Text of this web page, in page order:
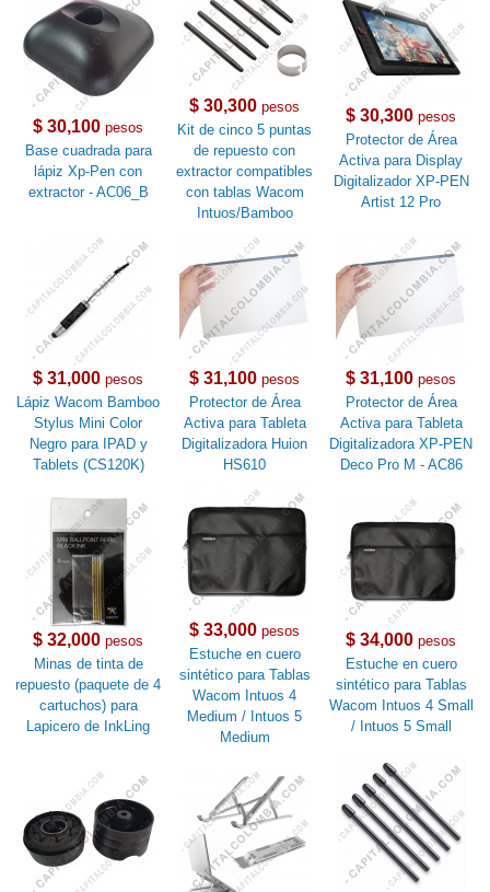
$ 30,100 pesos
Base cuadrada para
lápiz Xp-Pen con
extractor - AC06_B
$ 30,300 pesos
Kit de cinco 5 puntas
de repuesto con
extractor compatibles
con tablas Wacom
Intuos/Bamboo
$ 30,300 pesos
Protector de Área
Activa para Display
Digitalizador XP-PEN
Artist 12 Pro
$ 31,000 pesos
Lápiz Wacom Bamboo
Stylus Mini Color
Negro para IPAD y
Tablets (CS120K)
$ 31,100 pesos
Protector de Área
Activa para Tableta
Digitalizadora Huion
HS610
$ 31,100 pesos
Protector de Área
Activa para Tableta
Digitalizadora XP-PEN
Deco Pro M - AC86
$ 32,000 pesos
Minas de tinta de
repuesto (paquete de 4
cartuchos) para
Lapicero de InkLing
$ 33,000 pesos
Estuche en cuero
sintético para Tablas
Wacom Intuos 4
Medium / Intuos 5
Medium
$ 34,000 pesos
Estuche en cuero
sintético para Tablas
Wacom Intuos 4 Small
/ Intuos 5 Small